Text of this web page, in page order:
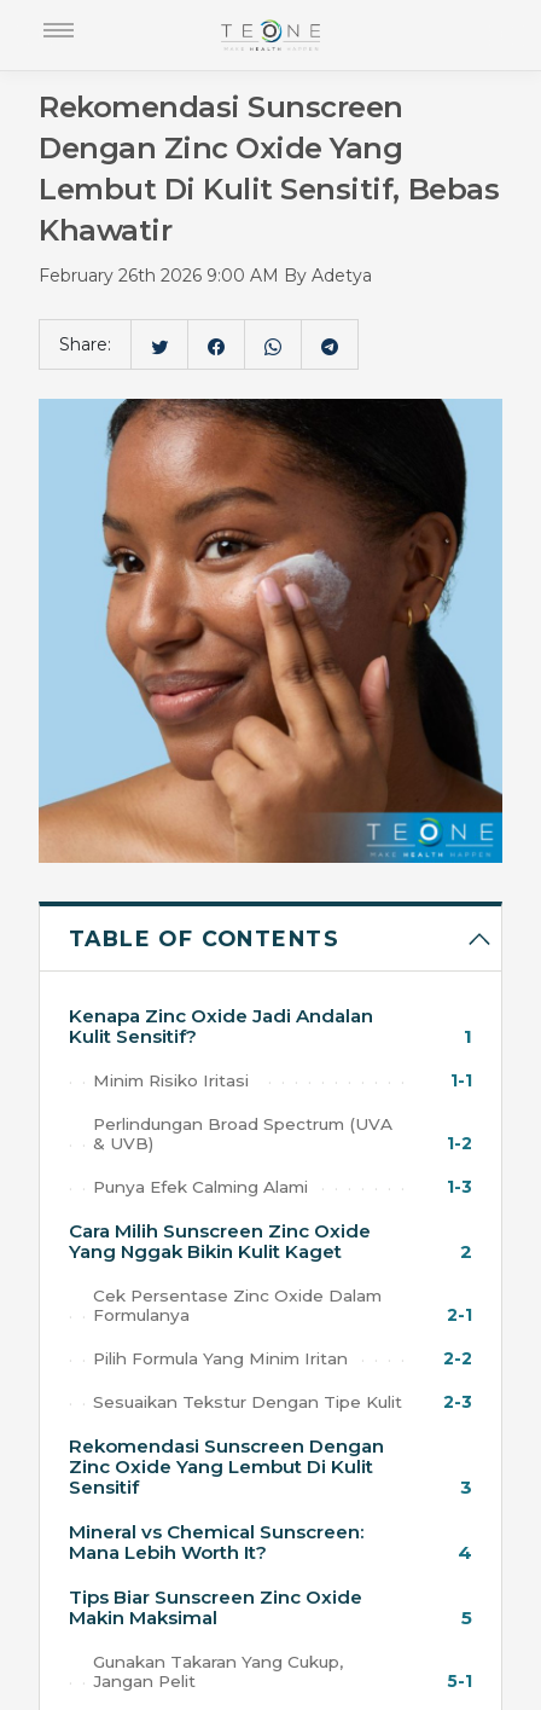
Rekomendasi Sunscreen
Dengan Zinc Oxide Yang
Lembut Di Kulit Sensitif, Bebas
Khawatir
February 26th 2026 9:00 AM By Adetya
Share:
TABLE OF CONTENTS
Kenapa Zinc Oxide Jadi Andalan
Kulit Sensitif?
1
Minim Risiko Iritasi 1-1
Perlindungan Broad Spectrum (UVA
& UVB)
1-2
Punya Efek Calming Alami 1-3
Cara Milih Sunscreen Zinc Oxide
Yang Nggak Bikin Kulit Kaget
2
Cek Persentase Zinc Oxide Dalam
Formulanya
2-1
Pilih Formula Yang Minim Iritan 2-2
Sesuaikan Tekstur Dengan Tipe Kulit 2-3
Rekomendasi Sunscreen Dengan
Zinc Oxide Yang Lembut Di Kulit
Sensitif
3
Mineral vs Chemical Sunscreen:
Mana Lebih Worth It?
4
Tips Biar Sunscreen Zinc Oxide
Makin Maksimal
5
Gunakan Takaran Yang Cukup,
Jangan Pelit
5-1